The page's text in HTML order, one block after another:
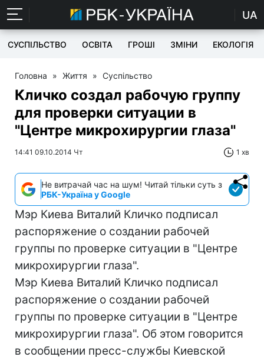
UA
СУСПІЛЬСТВО ОСВІТА ГРОШІ ЗМІНИ ЕКОЛОГІЯ
Головна » Життя » Суспільство
Кличко создал рабочую группу
для проверки ситуации в
"Центре микрохирургии глаза"
14:41 09.10.2014 Чт 1 хв
Не витрачай час на шум! Читай тільки суть з
РБК-Україна у Google
Мэр Киева Виталий Кличко подписал
распоряжение о создании рабочей
группы по проверке ситуации в "Центре
микрохирургии глаза".
Мэр Киева Виталий Кличко подписал
распоряжение о создании рабочей
группы по проверке ситуации в "Центре
микрохирургии глаза". Об этом говорится
в сообщении пресс-службы Киевской